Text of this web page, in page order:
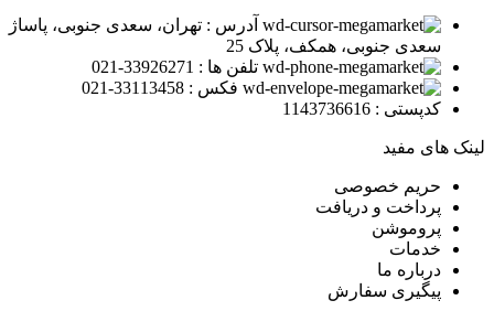
آدرس : تهران، سعدی جنوبی، پاساژ
سعدی جنوبی، همکف، پلاک 25
تلفن ها : 33926271-021
فکس : 33113458-021
کدپستی : 1143736616
لینک های مفید
حریم خصوصی
پرداخت و دریافت
پروموشن
خدمات
درباره ما
پیگیری سفارش